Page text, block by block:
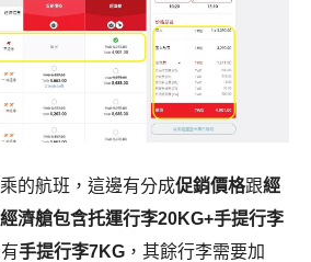
的航班，這邊有分成促銷價格跟經
經濟艙包含托運行李20KG+手提行李
手提行李7KG ，其餘行李需要加